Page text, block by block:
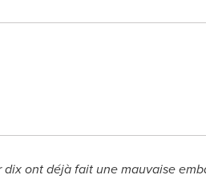
ont déjà fait une mauvaise